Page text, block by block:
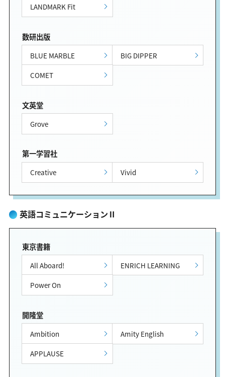
LANDMARK Fit
数研出版
BLUE MARBLE
BIG DIPPER
COMET
文英堂
Grove
第一学習社
Creative Vivid
英語コミュニケーションⅡ
東京書籍
All Aboard!
ENRICH LEARNING
Power On
開隆堂
Ambition
Amity English
APPLAUSE